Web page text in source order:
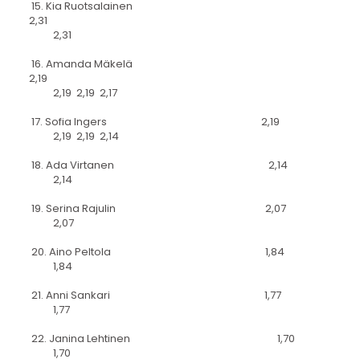
15. Kia Ruotsalainen
2,31
2,31
16. Amanda Mäkelä
2,19
2,19 2,19 2,17
17. Sofia Ingers 2,19
2,19 2,19 2,14
18. Ada Virtanen 2,14
2,14
19. Serina Rajulin 2,07
2,07
20. Aino Peltola 1,84
1,84
21. Anni Sankari 1,77
1,77
22. Janina Lehtinen 1,70
1,70